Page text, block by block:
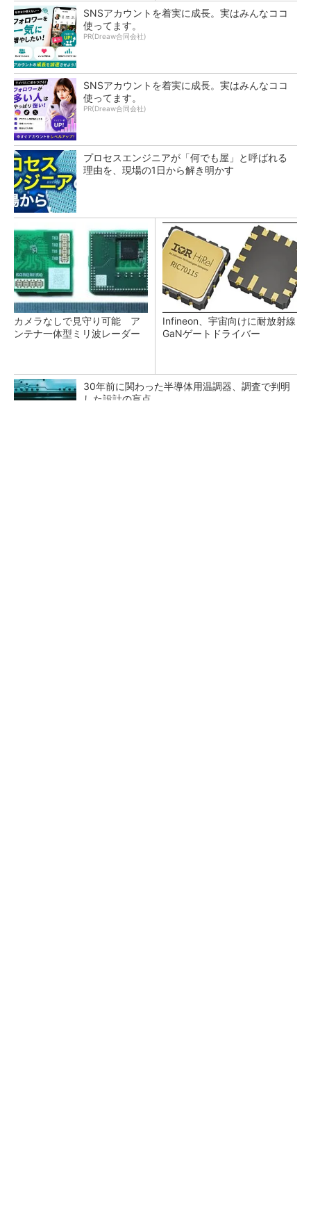
SNSアカウントを着実に成長。実はみんなココ
使ってます。
PR(Dreaw合同会社)
SNSアカウントを着実に成長。実はみんなココ
使ってます。
PR(Dreaw合同会社)
プロセスエンジニアが「何でも屋」と呼ばれる
理由を、現場の1日から解き明かす
カメラなしで見守り可能 ア
ンテナ一体型ミリ波レーダー
Infineon、宇宙向けに耐放射線
GaNゲートドライバー
30年前に関わった半導体用温調器、調査で判明
した設計の盲点